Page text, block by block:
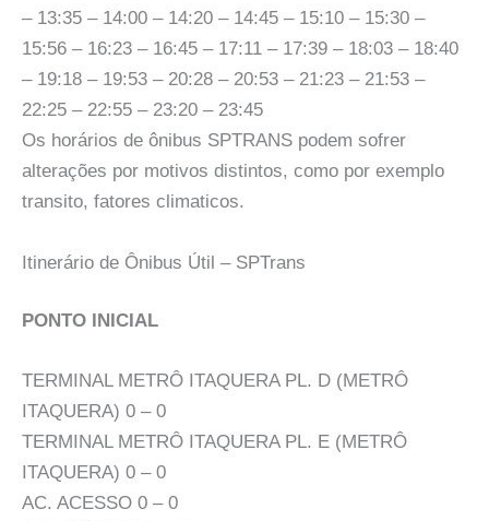
– 13:35 – 14:00 – 14:20 – 14:45 – 15:10 – 15:30 –
15:56 – 16:23 – 16:45 – 17:11 – 17:39 – 18:03 – 18:40
– 19:18 – 19:53 – 20:28 – 20:53 – 21:23 – 21:53 –
22:25 – 22:55 – 23:20 – 23:45
Os horários de ônibus SPTRANS podem sofrer
alterações por motivos distintos, como por exemplo
transito, fatores climaticos.
Itinerário de Ônibus Útil – SPTrans
PONTO INICIAL
TERMINAL METRÔ ITAQUERA PL. D (METRÔ
ITAQUERA) 0 – 0
TERMINAL METRÔ ITAQUERA PL. E (METRÔ
ITAQUERA) 0 – 0
AC. ACESSO 0 – 0